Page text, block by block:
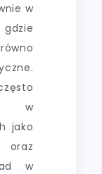
w
w
jako
w